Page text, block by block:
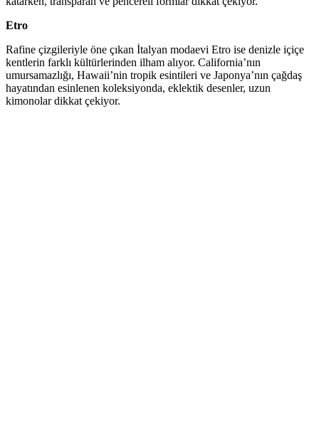
Etro
Rafine çizgileriyle öne çıkan İtalyan modaevi Etro ise denizle içiçe
kentlerin farklı kültürlerinden ilham alıyor. California’nın
umursamazlığı, Hawaii’nin tropik esintileri ve Japonya’nın çağdaş
hayatından esinlenen koleksiyonda, eklektik desenler, uzun
kimonolar dikkat çekiyor.